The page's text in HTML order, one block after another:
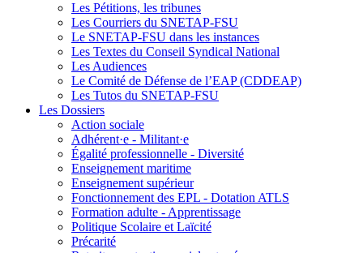
Les Pétitions, les tribunes
Les Courriers du SNETAP-FSU
Le SNETAP-FSU dans les instances
Les Textes du Conseil Syndical National
Les Audiences
Le Comité de Défense de l’EAP (CDDEAP)
Les Tutos du SNETAP-FSU
Les Dossiers
Action sociale
Adhérent·e - Militant·e
Égalité professionnelle - Diversité
Enseignement maritime
Enseignement supérieur
Fonctionnement des EPL - Dotation ATLS
Formation adulte - Apprentissage
Politique Scolaire et Laïcité
Précarité